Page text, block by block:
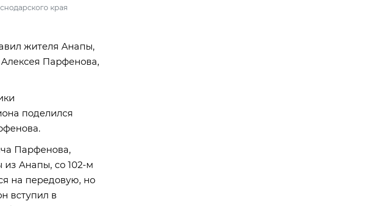
края
жителя Анапы,
Парфенова,
поделился
Парфенова,
из Анапы, со 102-м
на передовую, но
вступил в